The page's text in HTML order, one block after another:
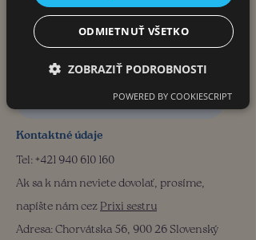
Medisim - Všeobecná
ambulancia pre dospelých
Prijímame nových pacientov
Kontaktné údaje
Tel: +421 940 610 160
Ak sa k nám neviete dovolať, prosíme,
napíšte nám cez Prixi sestru
Adresa: Chorvátska 56, 900 26 Slovenský
ODMIETNUŤ VŠETKO
ZOBRAZIŤ PODROBNOSTI
POWERED BY COOKIESCRIPT